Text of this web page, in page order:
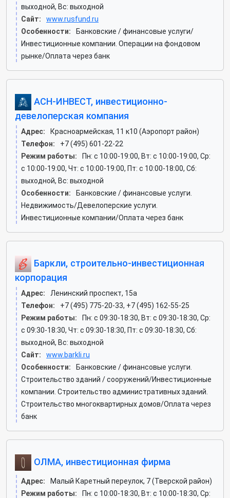
выходной, Вс: выходной
Сайт:
www.rusfund.ru
Особенности:
Банковские / финансовые услуги/
Инвестиционные компании. Операции на фондовом
рынке/Оплата через банк
АСН-ИНВЕСТ, инвестиционно-
девелоперская компания
Адрес:
Красноармейская, 11 к10 (Аэропорт район)
Телефон:
+7 (495) 601-22-22
Режим работы:
Пн: c 10:00-19:00, Вт: c 10:00-19:00, Ср:
c 10:00-19:00, Чт: c 10:00-19:00, Пт: c 10:00-18:00, Сб:
выходной, Вс: выходной
Особенности:
Банковские / финансовые услуги.
Недвижимость/Девелоперские услуги.
Инвестиционные компании/Оплата через банк
Баркли, строительно-инвестиционная
корпорация
Адрес:
Ленинский проспект, 15а
Телефон:
+7 (495) 775-20-33, +7 (495) 162-55-25
Режим работы:
Пн: c 09:30-18:30, Вт: c 09:30-18:30, Ср:
c 09:30-18:30, Чт: c 09:30-18:30, Пт: c 09:30-18:30, Сб:
выходной, Вс: выходной
Сайт:
www.barkli.ru
Особенности:
Банковские / финансовые услуги.
Строительство зданий / сооружений/Инвестиционные
компании. Строительство административных зданий.
Строительство многоквартирных домов/Оплата через
банк
ОЛМА, инвестиционная фирма
Адрес:
Малый Каретный переулок, 7 (Тверской район)
Режим работы:
Пн: c 10:00-18:30, Вт: c 10:00-18:30, Ср: